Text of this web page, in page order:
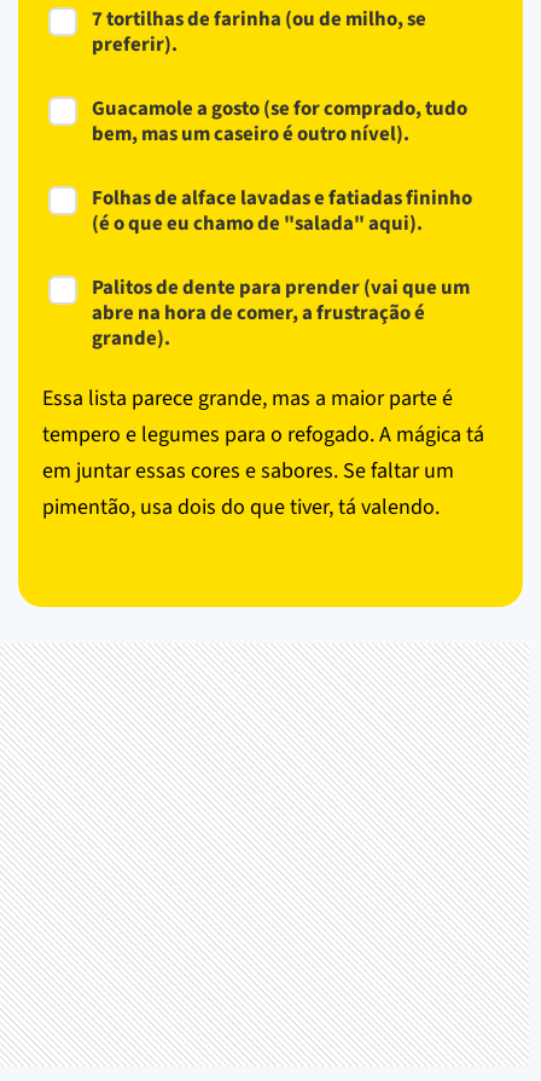
7 tortilhas de farinha (ou de milho, se
preferir).
Guacamole a gosto (se for comprado, tudo
bem, mas um caseiro é outro nível).
Folhas de alface lavadas e fatiadas fininho
(é o que eu chamo de "salada" aqui).
Palitos de dente para prender (vai que um
abre na hora de comer, a frustração é
grande).
Essa lista parece grande, mas a maior parte é
tempero e legumes para o refogado. A mágica tá
em juntar essas cores e sabores. Se faltar um
pimentão, usa dois do que tiver, tá valendo.